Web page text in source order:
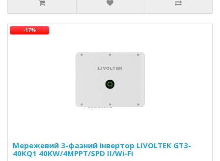
Мережевий 3-фазний інвертор LIVOLTEK GT3-
40KQ1 40KW/4MPPT/SPD II/Wi-Fi
-17%